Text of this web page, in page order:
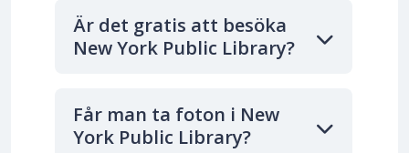
Är det gratis att besöka
New York Public Library?
Får man ta foton i New
York Public Library?